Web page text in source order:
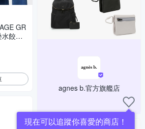
GR
餃包
agnes b.官方旗艦店
現在可以追蹤你喜愛的商店！